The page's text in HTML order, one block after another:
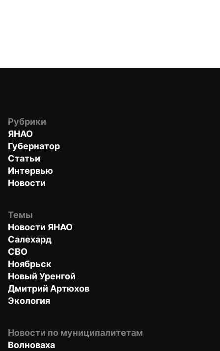
Рубрики
ЯНАО
Губернатор
Статьи
Интервью
Новости
Темы
Новости ЯНАО
Салехард
СВО
Ноябрьск
Новый Уренгой
Дмитрий Артюхов
Экология
Новости по муниципалитетам
Волноваха